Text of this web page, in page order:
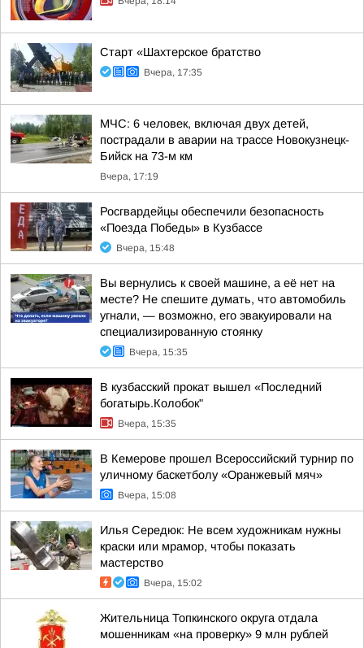
Старт «Шахтерское братство
Вчера, 17:35
МЧС: 6 человек, включая двух детей,
пострадали в аварии на трассе Новокузнецк-
Бийск на 73-м км
Вчера, 17:19
Росгвардейцы обеспечили безопасность
«Поезда Победы» в Кузбассе
Вчера, 15:48
Вы вернулись к своей машине, а её нет на
месте? Не спешите думать, что автомобиль
угнали, — возможно, его эвакуировали на
специализированную стоянку
Вчера, 15:35
В кузбасский прокат вышел «Последний
богатырь.Колобок"
Вчера, 15:35
В Кемерове прошел Всероссийский турнир по
уличному баскетболу «Оранжевый мяч»
Вчера, 15:08
Илья Середюк: Не всем художникам нужны
краски или мрамор, чтобы показать
мастерство
Вчера, 15:02
Жительница Топкинского округа отдала
мошенникам «на проверку» 9 млн рублей